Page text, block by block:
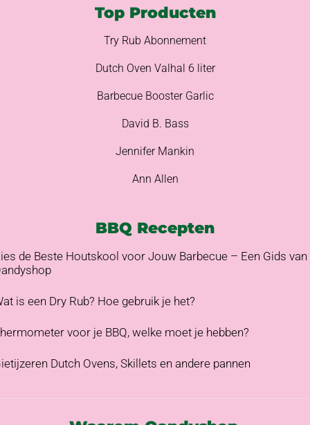
Top Producten
Try Rub Abonnement
Dutch Oven Valhal 6 liter
Barbecue Booster Garlic
David B. Bass
Jennifer Mankin
Ann Allen
BBQ Recepten
de Beste Houtskool voor Jouw Barbecue – Een Gids van
is een Dry Rub? Hoe gebruik je het?
voor je BBQ, welke moet je hebben?
Dutch Ovens, Skillets en andere pannen